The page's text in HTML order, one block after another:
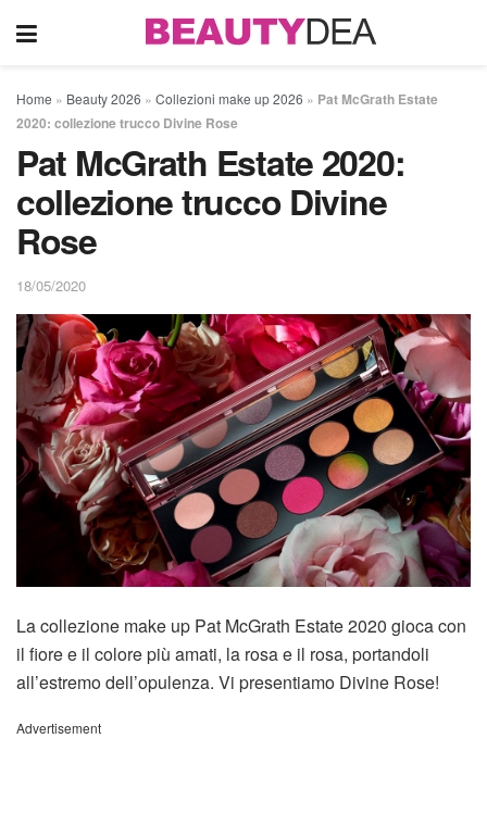
Home » Beauty 2026 » Collezioni make up 2026 » Pat McGrath Estate
2020: collezione trucco Divine Rose
Pat McGrath Estate 2020:
collezione trucco Divine
Rose
18/05/2020
La collezione make up Pat McGrath Estate 2020 gioca con
il fiore e il colore più amati, la rosa e il rosa, portandoli
all’estremo dell’opulenza. Vi presentiamo Divine Rose!
Advertisement